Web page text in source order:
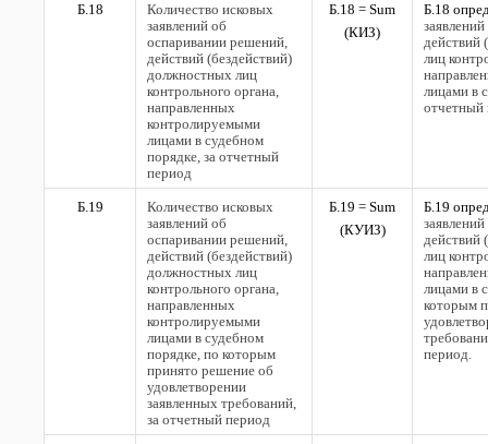
Б.18
Количество исковых
заявлений об
оспаривании решений,
действий (бездействий)
должностных лиц
контрольного органа,
направленных
контролируемыми
лицами в судебном
порядке, за отчетный
период
Б.18 = Sum
(КИЗ)
Б.18
действий
лиц
лицами в
отчетный
Б.19
Количество исковых
заявлений об
оспаривании решений,
действий (бездействий)
должностных лиц
контрольного органа,
направленных
контролируемыми
лицами в судебном
порядке, по которым
принято решение об
удовлетворении
заявленных требований,
за отчетный период
Б.19 = Sum
(КУИЗ)
Б.19
действий
лиц
лицами в
которым
период.